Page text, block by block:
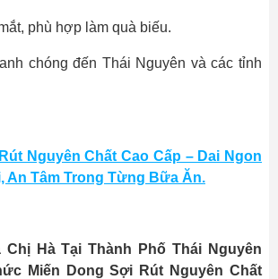
phù hợp làm quà biếu.
chóng đến Thái Nguyên và các tỉnh
Nguyên Chất Cao Cấp – Dai Ngon
An Tâm Trong Từng Bữa Ăn.
Chị Hà Tại Thành Phố Thái Nguyên
Miến Dong Sợi Rút Nguyên Chất